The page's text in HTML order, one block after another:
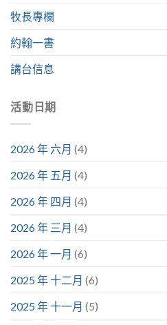
牧長專欄
約翰一書
講台信息
活動日期
2026 年 六月 (4)
2026 年 五月 (4)
2026 年 四月 (4)
2026 年 三月 (4)
2026 年 一月 (6)
2025 年 十二月 (6)
2025 年 十一月 (5)